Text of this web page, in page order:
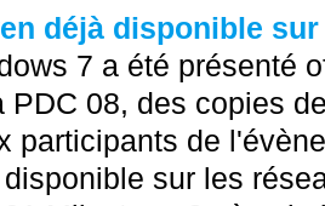
déjà disponible
7 a été présenté
PDC 08, des copies
participants de
sur les